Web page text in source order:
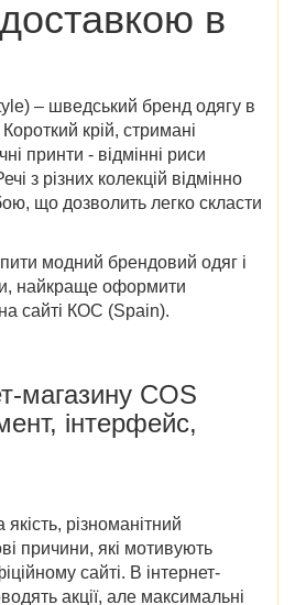
в
– шведський бренд одягу в
крій, стримані
принти - відмінні риси
з різних колекцій відмінно
що дозволить легко скласти
модний брендовий одяг і
найкраще оформити
сайті КОС (Spain).
магазину COS
інтерфейс,
різноманітний
причини, які мотивують
сайті. В інтернет-
акції, але максимальні